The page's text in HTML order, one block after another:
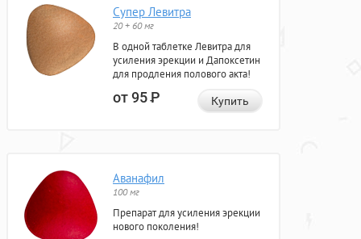
Супер Левитра
20 + 60 мг
В одной таблетке Левитра для
усиления эрекции и Дапоксетин
для продления полового акта!
от 95Р Купить
Аванафил
100 мг
Препарат для усиления эрекции
нового поколения!